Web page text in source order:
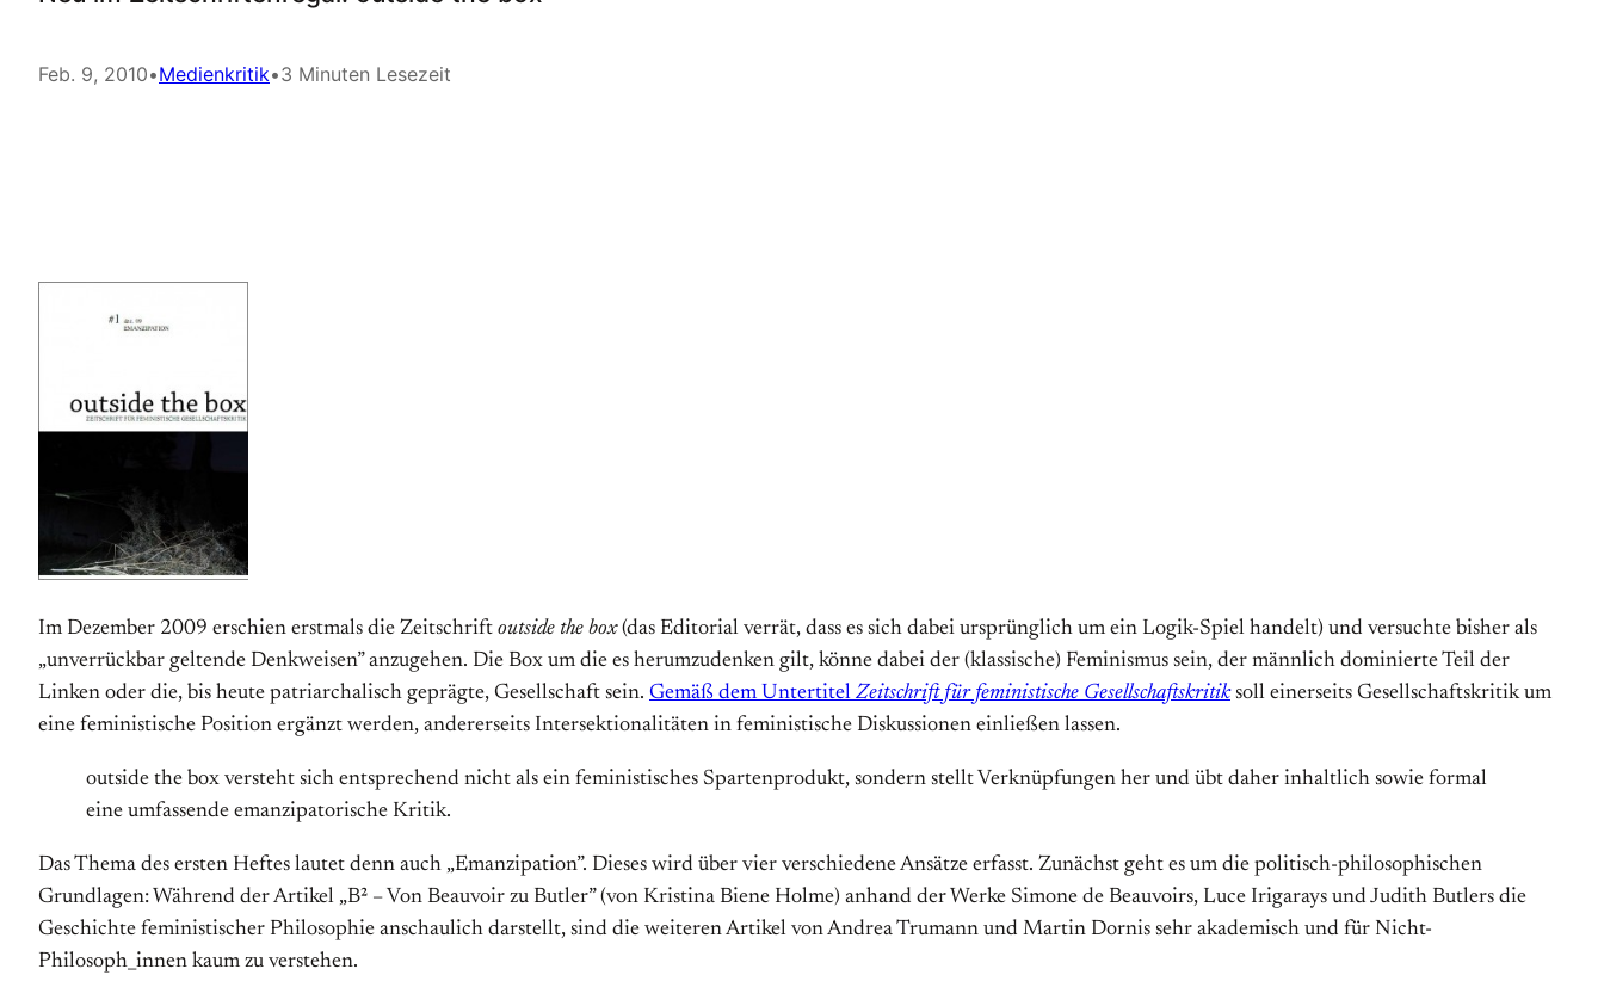
Feb. 9, 2010•Medienkritik•3 Minuten Lesezeit
Im Dezember 2009 erschien erstmals die Zeitschrift outside the box(das Editorial verrät, dass es sich dabei ursprünglich um ein Logik-Spiel handelt) und versuchte bisher als
„unverrückbar geltende Denkweisen” anzugehen. Die Box um die es herumzudenken gilt, könne dabei der (klassische) Feminismus sein, der männlich dominierte Teil der
Linken oder die, bis heute patriarchalisch geprägte, Gesellschaft sein. Gemäß dem Untertitel Zeitschrift für feministische Gesellschaftskritiksoll einerseits Gesellschaftskritik um
eine feministische Position ergänzt werden, andererseits Intersektionalitäten in feministische Diskussionen einließen lassen.
outside the box versteht sich entsprechend nicht als ein feministisches Spartenprodukt, sondern stellt Verknüpfungen her und übt daher inhaltlich sowie formal
eine umfassende emanzipatorische Kritik.
Das Thema des ersten Heftes lautet denn auch „Emanzipation”. Dieses wird über vier verschiedene Ansätze erfasst. Zunächst geht es um die politisch-philosophischen
Grundlagen: Während der Artikel „B² – Von Beauvoir zu Butler” (von Kristina Biene Holme) anhand der Werke Simone de Beauvoirs, Luce Irigarays und Judith Butlers die
Geschichte feministischer Philosophie anschaulich darstellt, sind die weiteren Artikel von Andrea Trumann und Martin Dornis sehr akademisch und für Nicht-
Philosoph_innen kaum zu verstehen.